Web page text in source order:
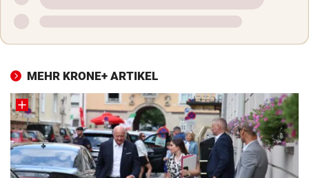
MEHR KRONE+ ARTIKEL